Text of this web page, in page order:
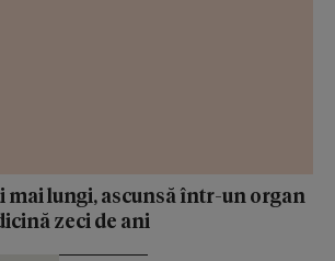
mai lungi, ascunsă într-un organ
zeci de ani